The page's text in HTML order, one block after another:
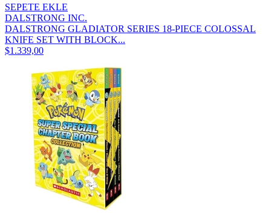
SEPETE EKLE
DALSTRONG INC.
DALSTRONG GLADIATOR SERIES 18-PIECE COLOSSAL
KNIFE SET WITH BLOCK...
$1.339,00